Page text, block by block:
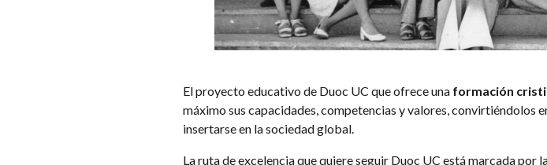
El proyecto educativo de Duoc UC que ofrece una formación
máximo sus capacidades, competencias y valores, convirtiéndolos
insertarse en la sociedad global.
La ruta de excelencia que quiere seguir Duoc UC está marcada por